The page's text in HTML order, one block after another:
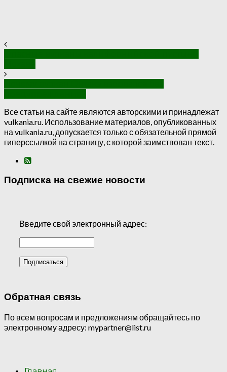
Все статьи на сайте являются авторскими и принадлежат
vulkania.ru. Использование материалов, опубликованных
на vulkania.ru, допускается только с обязательной прямой
гиперссылкой на страницу, с которой заимствован текст.
Подписка на свежие новости
Введите свой электронный адрес:
Обратная связь
По всем вопросам и предложениям обращайтесь по
электронному адресу: mypartner@list.ru